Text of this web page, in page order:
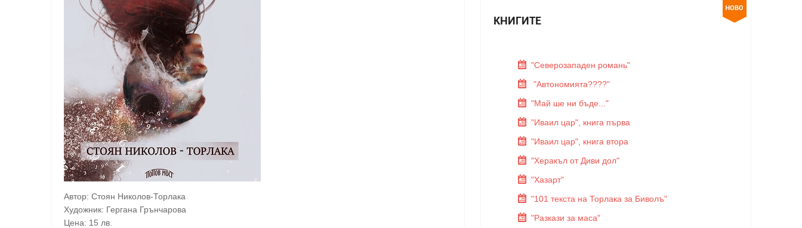
Автор: Стоян Николов-Торлака
Художник: Гергана Грънчарова
Цена: 15 лв.
КНИГИТЕ
"Северозападен романь"
"Автономията????"
"Май ше ни бъде..."
"Иваил цар", книга първа
"Иваил цар", книга втора
"Херакъл от Диви дол"
"Хазарт"
"101 текста на Торлака за Биволъ"
"Разкази за маса"